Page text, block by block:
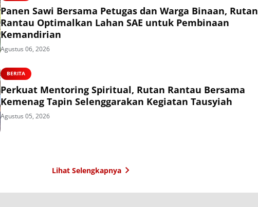
Panen Sawi Bersama Petugas dan Warga Binaan, Rutan
Rantau Optimalkan Lahan SAE untuk Pembinaan
Kemandirian
Agustus 06, 2026
BERITA
Perkuat Mentoring Spiritual, Rutan Rantau Bersama
Kemenag Tapin Selenggarakan Kegiatan Tausyiah
Agustus 05, 2026
Lihat Selengkapnya